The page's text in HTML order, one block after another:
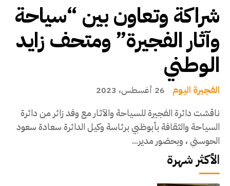
شراكة وتعاون بين “سياحة
وآثار الفجيرة” ومتحف زايد
الوطني
الفجيرة اليوم 26 أغسطس، 2023
ناقشت دائرة الفجيرة للسياحة والآثار مع وفد زائر من دائرة
السياحة والثقافة بأبوظبي برئاسة وكيل الدائرة سعادة سعود
الحوسني ، وبحضور مدير...
الأكثر شهرة